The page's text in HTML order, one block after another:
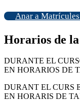
Anar a
Horarios de la
DURANTE EL
EN HORARIOS DE
DURANT EL CURS
EN HORARIS DE